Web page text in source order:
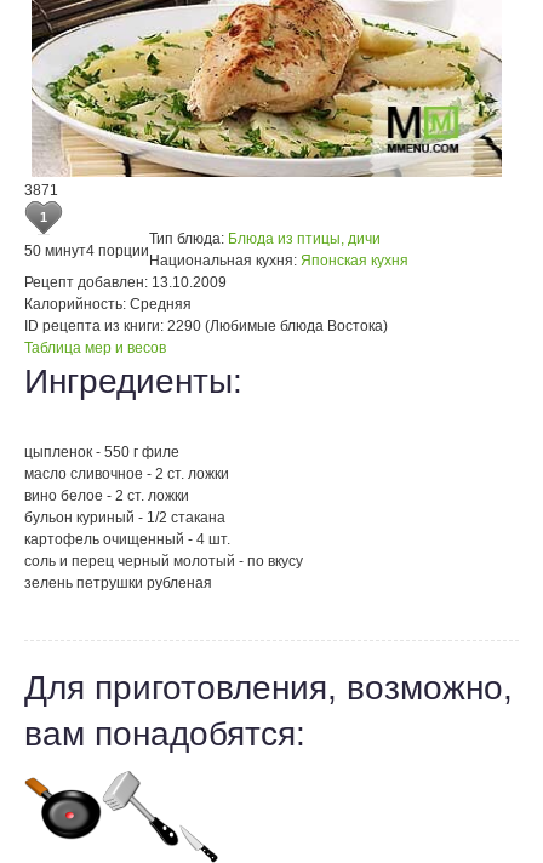
3871
1
50 минут4 порции
Тип блюда: Блюда из птицы, дичи
Национальная кухня: Японская кухня
Рецепт добавлен: 13.10.2009
Калорийность: Средняя
ID рецепта из книги: 2290 (Любимые блюда Востока)
Таблица мер и весов
Ингредиенты:
цыпленок - 550 г филе
масло сливочное - 2 ст. ложки
вино белое - 2 ст. ложки
бульон куриный - 1/2 стакана
картофель очищенный - 4 шт.
соль и перец черный молотый - по вкусу
зелень петрушки рубленая
Для приготовления, возможно,
вам понадобятся: